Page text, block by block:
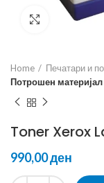
Click to
Home
Печатари и
Потрошен
Toner Xerox
ден